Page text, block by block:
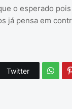
o esperado
já pensa em
Twitter